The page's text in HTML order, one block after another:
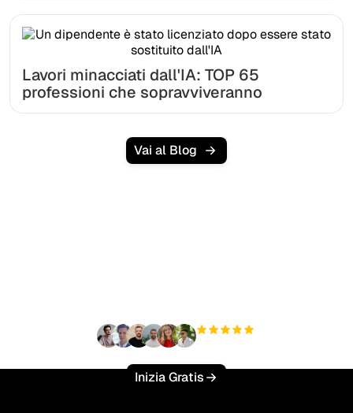
Lavori minacciati dall'IA: TOP 65
professioni che sopravviveranno
Vai al Blog
Inizia Gratis